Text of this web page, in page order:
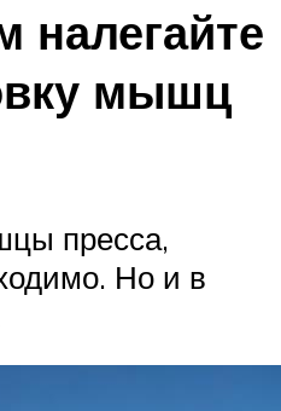
налегайте
мышц
пресса,
Но и в